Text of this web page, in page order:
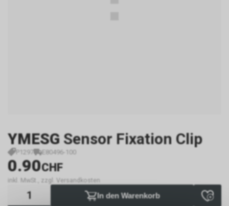
YMESG Sensor Fixation Clip
P1297 E80496-100
0.90CHF
inkl. MwSt., zzgl. Versandkosten
In den Warenkorb